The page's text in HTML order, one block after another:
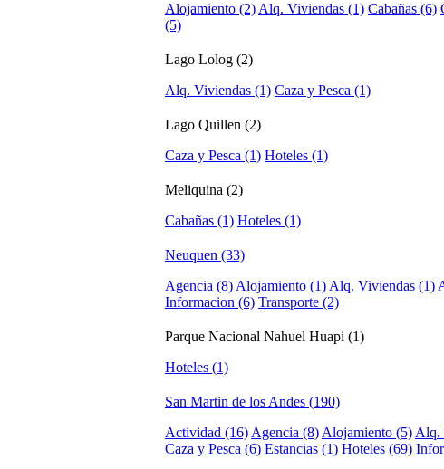
Alojamiento (2) Alq. Viviendas (1) Cabañas (6)
(5)
Lago Lolog (2)
Alq. Viviendas (1) Caza y Pesca (1)
Lago Quillen (2)
Caza y Pesca (1) Hoteles (1)
Meliquina (2)
Cabañas (1) Hoteles (1)
Neuquen (33)
Agencia (8) Alojamiento (1) Alq. Viviendas (1)
Informacion (6) Transporte (2)
Parque Nacional Nahuel Huapi (1)
Hoteles (1)
San Martin de los Andes (190)
Actividad (16) Agencia (8) Alojamiento (5) Alq.
Caza y Pesca (6) Estancias (1) Hoteles (69)